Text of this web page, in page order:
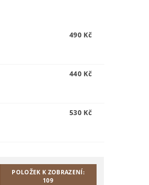
490 Kč
440 Kč
530 Kč
POLOŽEK K ZOBRAZENÍ:
109